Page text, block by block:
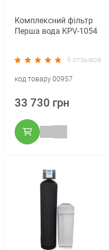
Комплексний фільтр
Перша вода KPV-1054
9 отзывов
код товару 00957
33 730 грн